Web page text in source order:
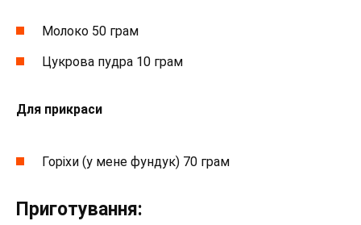
Молоко 50 грам
Цукрова пудра 10 грам
Для прикраси
Горіхи (у мене фундук) 70 грам
Приготування: